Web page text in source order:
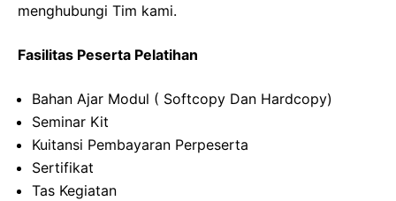
menghubungi Tim kami.
Fasilitas Peserta Pelatihan
Bahan Ajar Modul ( Softcopy Dan Hardcopy)
Seminar Kit
Kuitansi Pembayaran Perpeserta
Sertifikat
Tas Kegiatan